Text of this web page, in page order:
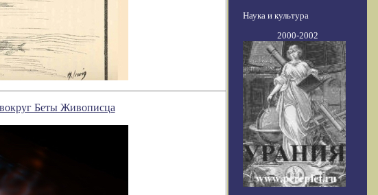
Беты Живописца
Наука и культура
2000-2002